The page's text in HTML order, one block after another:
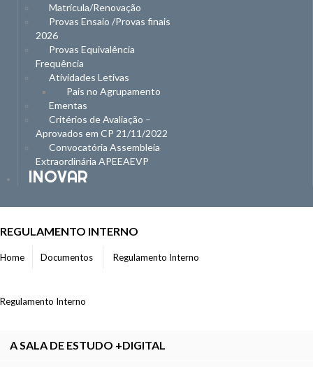
Matrícula/Renovação
Provas Ensaio /Provas finais
2026
Provas Equivalência
Frequência
Atividades Letivas
Pais no Agrupamento
Ementas
Critérios de Avaliação –
Aprovados em CP 21/11/2022
Convocatória Assembleia
Extraordinária APEEAEVP
INOVAR
REGULAMENTO INTERNO
Home Documentos Regulamento Interno
Regulamento Interno
A SALA DE ESTUDO +DIGITAL